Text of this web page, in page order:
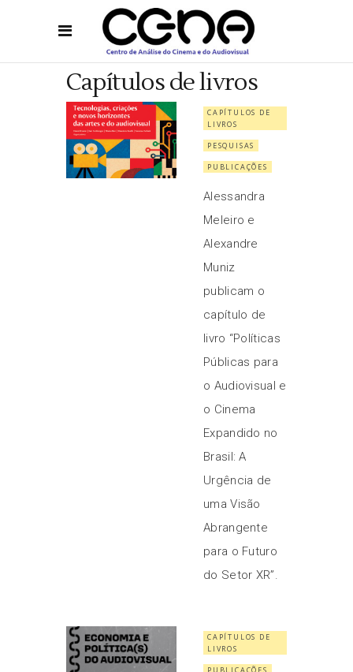
Capítulos de livros
CAPÍTULOS DE
LIVROS
PESQUISAS
PUBLICAÇÕES
Alessandra
Meleiro e
Alexandre
Muniz
publicam o
capítulo de
livro “Políticas
Públicas para
o Audiovisual e
o Cinema
Expandido no
Brasil: A
Urgência de
uma Visão
Abrangente
para o Futuro
do Setor XR”.
CAPÍTULOS DE
LIVROS